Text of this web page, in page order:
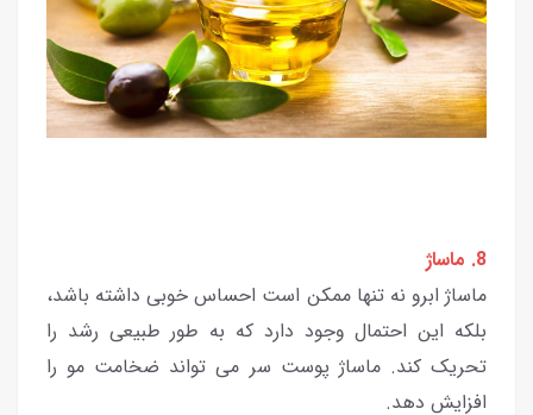
8. ماساژ
ماساژ ابرو نه تنها ممکن است احساس خوبی داشته باشد،
بلکه این احتمال وجود دارد که به طور طبیعی رشد را
تحریک کند. ماساژ پوست سر می تواند ضخامت مو را
افزایش دهد.